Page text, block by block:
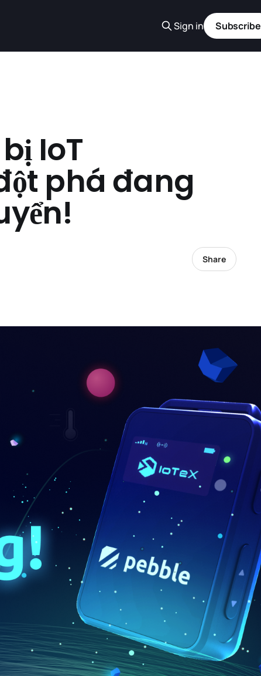
Sign in Subscribe
IoT
phá đang
Share